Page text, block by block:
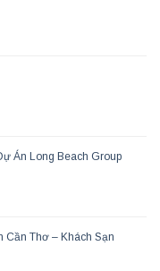
Án Long Beach Group
Cần Thơ – Khách Sạn